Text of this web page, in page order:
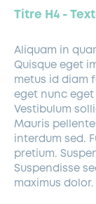
Titre H4 -
Aliquam in
Quisque eget
metus id diam
eget nunc
Vestibulum
Mauris
interdum sed.
pretium.
Suspendisse
maximus